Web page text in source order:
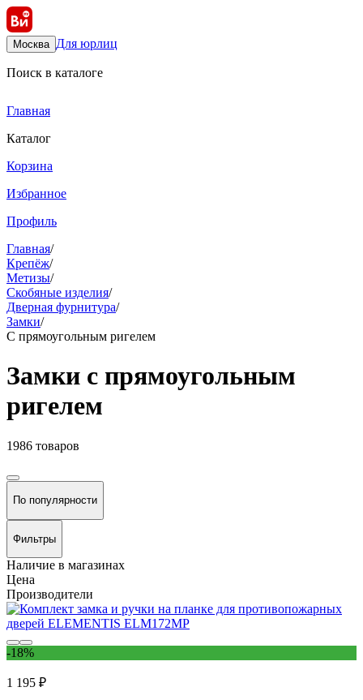
Москва Для юрлиц
Поиск в каталоге
Главная
Каталог
Корзина
Избранное
Профиль
Главная/
Крепёж/
Метизы/
Скобяные изделия/
Дверная фурнитура/
Замки/
С прямоугольным ригелем
Замки с прямоугольным
ригелем
1986 товаров
По популярности
Фильтры
Наличие в магазинах
Цена
Производители
-18%
1 195 ₽